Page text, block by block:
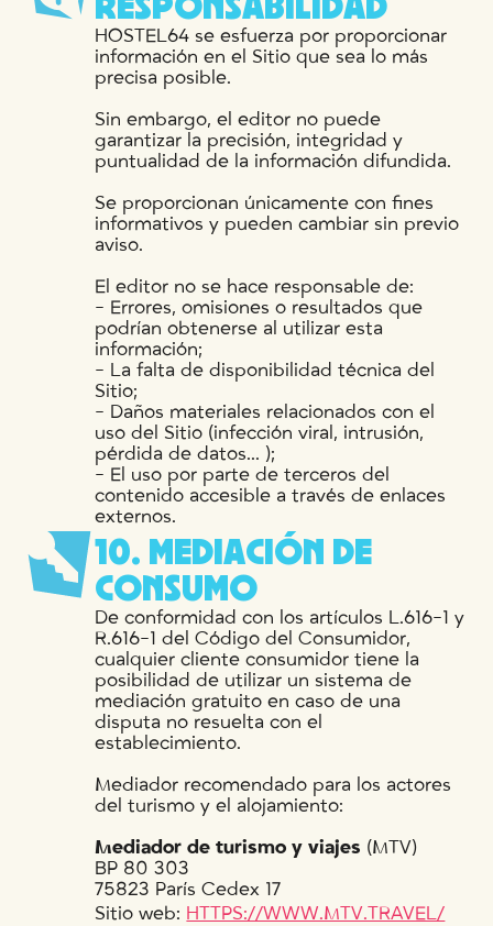
HOSTEL64 se esfuerza por proporcionar
información en el Sitio que sea lo más
precisa posible.
Sin embargo, el editor no puede
garantizar la precisión, integridad y
puntualidad de la información difundida.
Se proporcionan únicamente con fines
informativos y pueden cambiar sin previo
aviso.
El editor no se hace responsable de:
- Errores, omisiones o resultados que
podrían obtenerse al utilizar esta
información;
- La falta de disponibilidad técnica del
Sitio;
- Daños materiales relacionados con el
uso del Sitio (infección viral, intrusión,
pérdida de datos... );
- El uso por parte de terceros del
contenido accesible a través de enlaces
externos.
10. MEDIACIÓN DE
CONSUMO
De conformidad con los artículos L.616-1 y
R.616-1 del Código del Consumidor,
cualquier cliente consumidor tiene la
posibilidad de utilizar un sistema de
mediación gratuito en caso de una
disputa no resuelta con el
establecimiento.
Mediador recomendado para los actores
del turismo y el alojamiento:
Mediador de turismo y viajes (MTV)
BP 80 303
75823 París Cedex 17
Sitio web: HTTPS://WWW.MTV.TRAVEL/